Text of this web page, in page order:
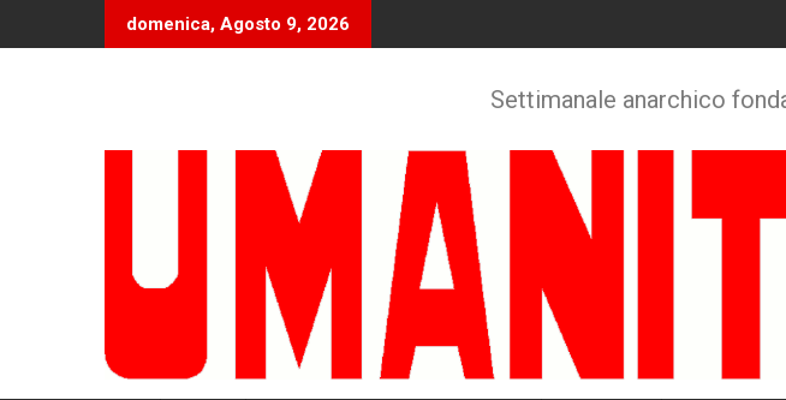
domenica, Agosto 9, 2026
Settimanale anarchico